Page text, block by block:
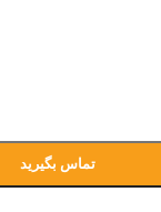
تماس بگیرید